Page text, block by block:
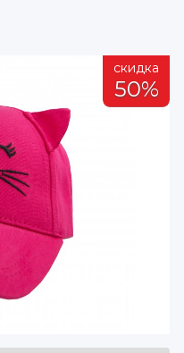
скидка
50%